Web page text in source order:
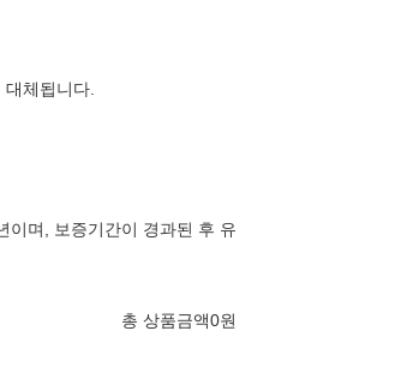
체됩니다.
이며, 보증기간이 경과된 후 유
총 상품금액0원